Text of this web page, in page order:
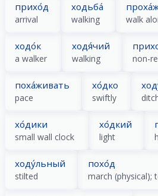
прихо́д
arrival
ходьба́
walking walk
ходо́к
a walker
ходя́чий
walking non-
поха́живать
pace
хо́дко
swiftly
хо́дики
small wall clock
хо́дкий
light
ходу́льный
stilted
похо́д
march (physical);